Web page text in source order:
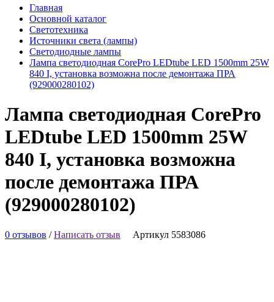
Главная
Основной каталог
Светотехника
Источники света (лампы)
Светодиодные лампы
Лампа светодиодная CorePro LEDtube LED 1500mm 25W
840 I, установка возможна после демонтажа ПРА
(929000280102)
Лампа светодиодная CorePro
LEDtube LED 1500mm 25W
840 I, установка возможна
после демонтажа ПРА
(929000280102)
0 отзывов /Написать отзыв Артикул 5583086